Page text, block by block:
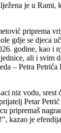
je u Rami,
priprema
gdje se djeca
godine, kao i
ali i svim
– Petra
niz vodu, srest
Petar
pripremaš
kazao je